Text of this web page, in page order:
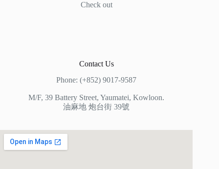
Check out
Contact Us
Phone: (+852) 9017-9587
M/F, 39 Battery Street, Yaumatei, Kowloon.
油麻地 炮台街 39號